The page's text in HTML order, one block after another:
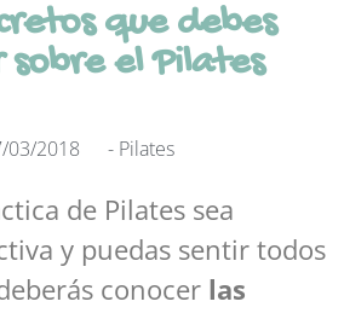
que debes
sobre el Pilates
03/2018 - Pilates
de Pilates sea
y puedas sentir todos
conocer las